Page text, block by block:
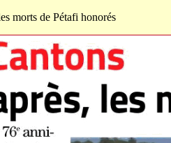
morts de Pétafi honorés